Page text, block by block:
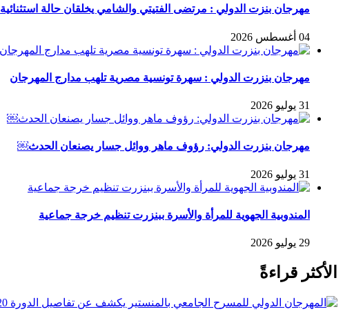
مهرجان بنزت الدولي : مرتضى الفتيتي والشامي يخلقان حالة استثنائية
04 أغسطس 2026
مهرجان بنزرت الدولي : سهرة تونسية مصرية تلهب مدارج المهرجان
31 يوليو 2026
مهرجان بنزرت الدولي: رؤوف ماهر ووائل جسار يصنعان الحدث￼
31 يوليو 2026
المندوبية الجهوية للمرأة والأسرة ببنزرت تنظيم خرجة جماعية
29 يوليو 2026
الأكثر قراءةً